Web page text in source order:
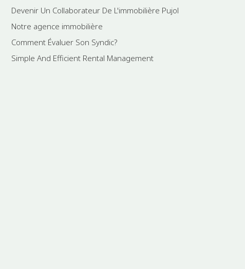
Devenir Un Collaborateur De L'immobilière Pujol
Notre agence immobilière
Comment Évaluer Son Syndic?
Simple And Efficient Rental Management